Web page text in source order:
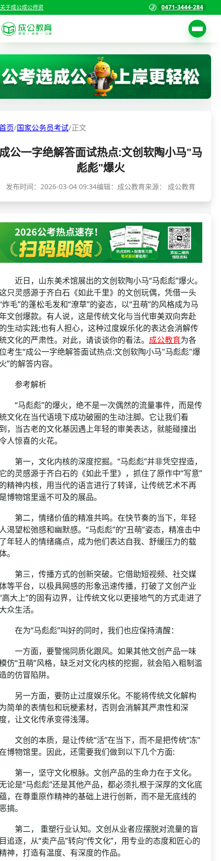
关于成公成公师资 0471-3444-284
考试公告
职位表
准考证打印
成绩查询
分数线
资格复审
面试补录
历年真题
首页
国家公务员考试
三支一扶考试
警察/辅警考试
国企/银行考试
页/国家公务员考试/正文
公一字绝解答面试热点:文创软陶小马"马
彪彪"爆火
发布时间： 2026-03-04 09:34编辑：成公教育来源： 成公教育
日，山东美术馆展出的文创软陶小马“马彪彪”爆火。
只灵感源于齐白石《如此千里》的文创玩偶，凭借一头
炸毛”的蓬松毛发和“潦草”的姿态，以“丑萌”的风格成为马
文创爆款。有人说，这是传统文化与当代审美双向奔赴
生动实践;也有人担心，这种过度娱乐化的表达会消解传
文化的严肃性。对此，请谈谈你的看法。 成公教育为各
考生“成公一字绝解答面试热点:文创软陶小马"马彪彪"爆
”的解答内容。
考解析
马彪彪”的爆火，绝不是一次偶然的流量事件，而是传
文化在当代语境下成功破圈的生动注脚。它让我们看
，当古老的文化基因遇上年轻的审美表达，就能碰撞出
人惊喜的火花。
一，文化内核的深度挖掘。“马彪彪”并非凭空捏造，
的灵感源于齐白石的《如此千里》，抓住了原作中“写意”
精神内核，用当代的语言进行了转译，让传统艺术不再
博物馆里遥不可及的展品。
二，情绪价值的精准共鸣。在快节奏的当下，年轻
渴望松弛感和幽默感。“马彪彪”的“丑萌”姿态，精准击中
年轻人的情绪痛点，成为他们表达自我、舒缓压力的载
。
三，传播方式的创新突破。它借助短视频、社交媒
等平台，以极具网感的形象迅速传播，打破了文创产业
高大上”的固有边界，让传统文化以更接地气的方式走进了
众生活。
为“马彪彪”叫好的同时，我们也应保持清醒：
方面，要警惕同质化跟风。如果其他文创产品一味
仿“丑萌”风格，缺乏对文化内核的挖掘，就会陷入粗制滥
的仿冒陷阱。
一方面，要防止过度娱乐化。不能将传统文化解构
简单的表情包和玩梗素材，否则会消解其严肃性和深
，让文化传承变得浅薄。
创的本质，是让传统“活”在当下，而不是把传统“冻”
博物馆里。因此，还需要我们做到以下几个方面:
一，坚守文化根脉。文创产品的生命力在于文化。
论是“马彪彪”还是其他产品，都必须扎根于深厚的文化底
，在尊重原作精神的基础上进行创新，而不是无底线的
搞。
二， 重塑行业认知。文创从业者应摆脱对流量的盲
追逐，从“卖产品”转向“传文化”，用专业的态度和匠心的
神，打造有温度、有深度的作品。